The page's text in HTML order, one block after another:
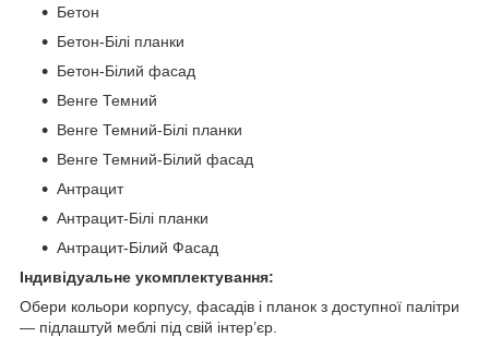
Бетон
Бетон-Білі планки
Бетон-Білий фасад
Венге Темний
Венге Темний-Білі планки
Венге Темний-Білий фасад
Антрацит
Антрацит-Білі планки
Антрацит-Білий Фасад
Індивідуальне укомплектування:
Обери кольори корпусу, фасадів і планок з доступної палітри
— підлаштуй меблі під свій інтер’єр.